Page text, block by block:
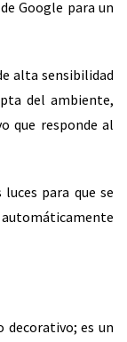
Google para un
alta sensibilidad
del ambiente,
que responde al
para que se
decorativo; es un